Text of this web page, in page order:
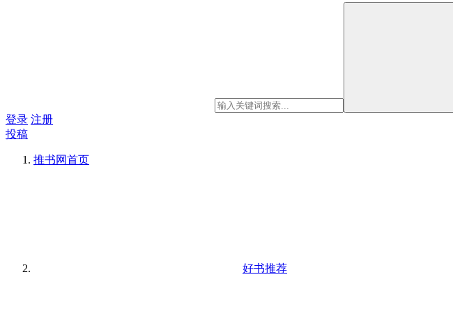
登录 注册
投稿
推书网首页
好书推荐